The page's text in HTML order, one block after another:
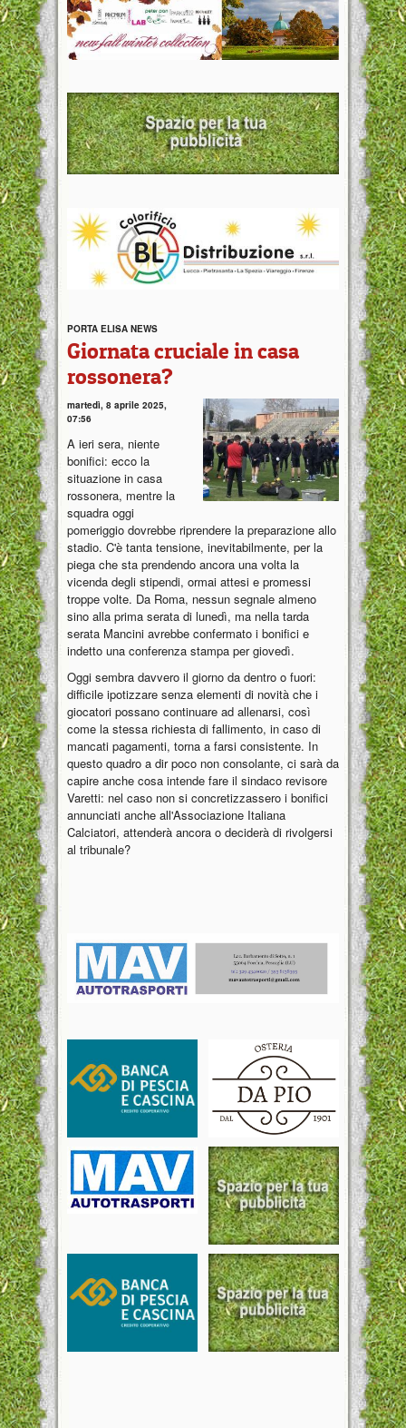
PORTA ELISA NEWS
Giornata cruciale in casa
rossonera?
martedì, 8 aprile 2025,
07:56
A ieri sera, niente
bonifici: ecco la
situazione in casa
rossonera, mentre la
squadra oggi
pomeriggio dovrebbe riprendere la preparazione allo
stadio. C'è tanta tensione, inevitabilmente, per la
piega che sta prendendo ancora una volta la
vicenda degli stipendi, ormai attesi e promessi
troppe volte. Da Roma, nessun segnale almeno
sino alla prima serata di lunedì, ma nella tarda
serata Mancini avrebbe confermato i bonifici e
indetto una conferenza stampa per giovedì.
Oggi sembra davvero il giorno da dentro o fuori:
difficile ipotizzare senza elementi di novità che i
giocatori possano continuare ad allenarsi, così
come la stessa richiesta di fallimento, in caso di
mancati pagamenti, torna a farsi consistente. In
questo quadro a dir poco non consolante, ci sarà da
capire anche cosa intende fare il sindaco revisore
Varetti: nel caso non si concretizzassero i bonifici
annunciati anche all'Associazione Italiana
Calciatori, attenderà ancora o deciderà di rivolgersi
al tribunale?